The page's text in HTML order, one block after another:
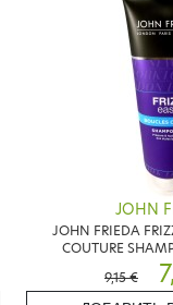
JOHN
JOHN FRIEDA
COUTURE
9,15 €